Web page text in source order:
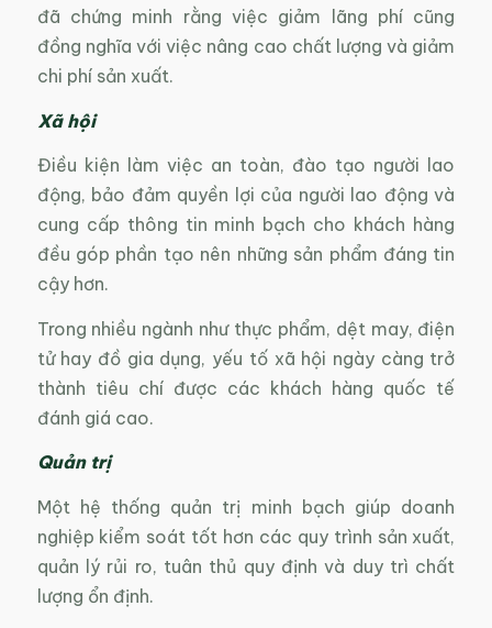
đã chứng minh rằng việc giảm lãng phí cũng
đồng nghĩa với việc nâng cao chất lượng và giảm
chi phí sản xuất.
Xã hội
Điều kiện làm việc an toàn, đào tạo người lao
động, bảo đảm quyền lợi của người lao động và
cung cấp thông tin minh bạch cho khách hàng
đều góp phần tạo nên những sản phẩm đáng tin
cậy hơn.
Trong nhiều ngành như thực phẩm, dệt may, điện
tử hay đồ gia dụng, yếu tố xã hội ngày càng trở
thành tiêu chí được các khách hàng quốc tế
đánh giá cao.
Quản trị
Một hệ thống quản trị minh bạch giúp doanh
nghiệp kiểm soát tốt hơn các quy trình sản xuất,
quản lý rủi ro, tuân thủ quy định và duy trì chất
lượng ổn định.